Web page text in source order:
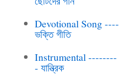
Devotional Song ----
ভক্তি গীতি
Instrumental --------
- যান্ত্রিক